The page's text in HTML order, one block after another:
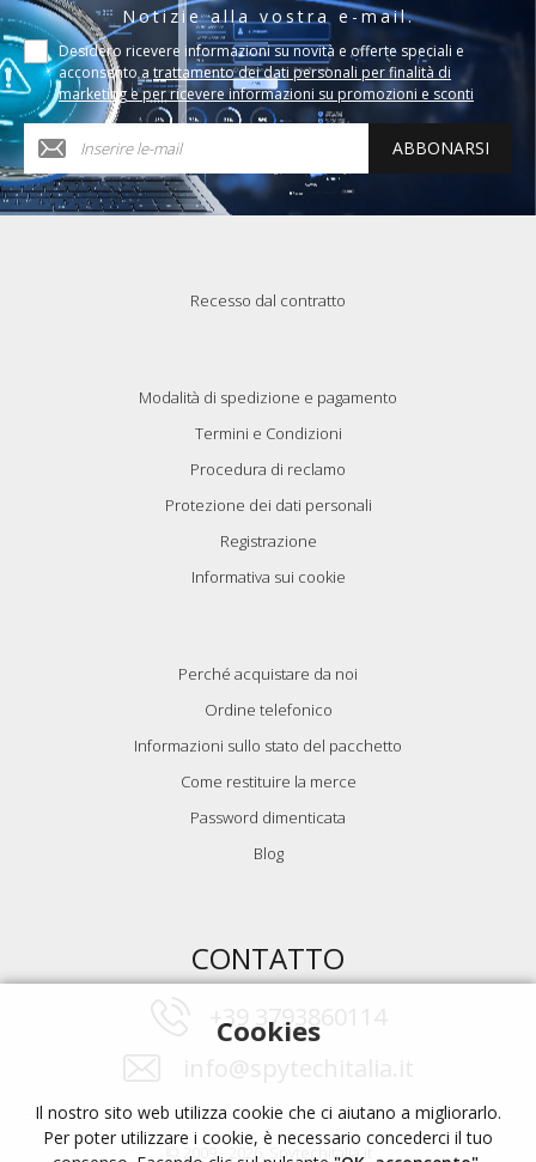
Notizie alla vostra e-mail.
Desidero ricevere informazioni su novità e offerte speciali e
acconsento a trattamento dei dati personali per finalità di
marketing e per ricevere informazioni su promozioni e sconti
ABBONARSI
Recesso dal contratto
Modalità di spedizione e pagamento
Termini e Condizioni
Procedura di reclamo
Protezione dei dati personali
Registrazione
Informativa sui cookie
Perché acquistare da noi
Ordine telefonico
Informazioni sullo stato del pacchetto
Come restituire la merce
Password dimenticata
Blog
CONTATTO
+39 3793860114
© 2009 - 2026, Spytechitalia.it
Cookies
Il nostro sito web utilizza cookie che ci aiutano a migliorarlo.
Per poter utilizzare i cookie, è necessario concederci il tuo